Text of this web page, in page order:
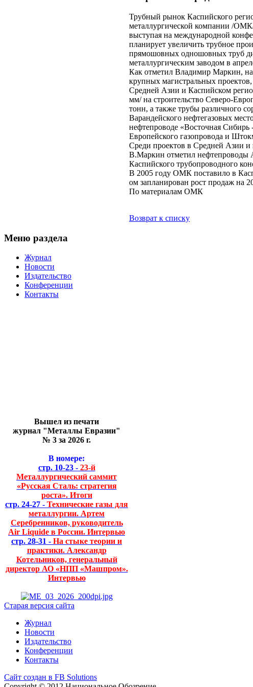
Трубный рынок Каспийского
металлургической компании /
выступая на международной
планирует увеличить трубное
прямошовных одношовных труб
металлургическим заводом в
Как отметил Владимир Маркин,
крупных магистральных
Средней Азии и Каспийском
мм/ на строительство Северо-
тонн, а также трубы различного
Варандейского нефтегазовых
нефтепроводе «Восточная
Европейского газопровода и
Среди проектов в Средней Азии
В.Маркин отметил нефтепроводы
Каспийского трубопроводного
В 2005 году ОМК поставило в
ом запланирован рост продаж на
По материалам ОМК
Возврат к списку
Меню раздела
Журнал
Новости
Издательство
Конференции
Контакты
Вышел из печати
журнал "Металлы Евразии"
№ 3 за 2026 г.
В номере:
стр. 10-23 -23-й
Металлургический саммит
«Русская Сталь: стратегия
роста». Итоги
стр. 24-27 - Технические газы для
металлургии. Артем
Серебренников, руководитель
Air Liquide в России. Интервью
стр. 28-31 - На стыке теории и
практики. Александр
Котельников, генеральный
директор АО «НПП «Машпром».
Интервью
Старая версия сайта
Журнал
Новости
Издательство
Конференции
Контакты
Сайт создан в FB Solutions